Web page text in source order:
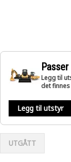
Legg til
det
Legg til utstyr
UTGÅTT